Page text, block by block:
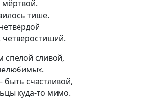
мёртвой.
тише.
четверостиший.
спелой сливой,
счастливой,
куда-то мимо.